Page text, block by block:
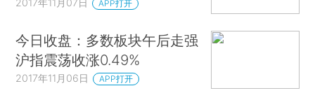
2017年11月07日 APP打开
今日收盘：多数板块午后走强
沪指震荡收涨0.49%
2017年11月06日 APP打开